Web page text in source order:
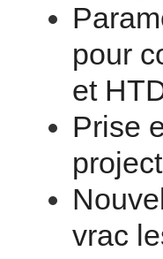
pour
et
Prise
vrac